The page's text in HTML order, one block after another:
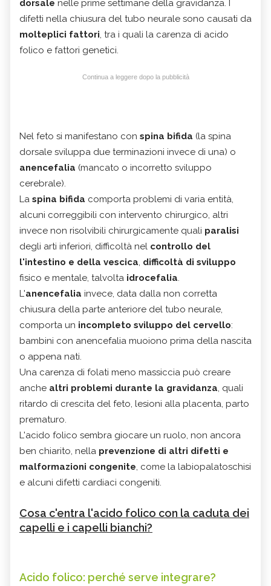
dorsale nelle prime settimane della gravidanza. I
difetti nella chiusura del tubo neurale sono causati da
molteplici fattori, tra i quali la carenza di acido
folico e fattori genetici.
Continua a leggere dopo la pubblicità
Nel feto si manifestano con spina bifida (la spina
dorsale sviluppa due terminazioni invece di una) o
anencefalia (mancato o incorretto sviluppo
cerebrale).
La spina bifida comporta problemi di varia entità,
alcuni correggibili con intervento chirurgico, altri
invece non risolvibili chirurgicamente quali paralisi
degli arti inferiori, difficoltà nel controllo del
l'intestino e della vescica, difficoltà di sviluppo
fisico e mentale, talvolta idrocefalia.
L'anencefalia invece, data dalla non corretta
chiusura della parte anteriore del tubo neurale,
comporta un incompleto sviluppo del cervello:
bambini con anencefalia muoiono prima della nascita
o appena nati.
Una carenza di folati meno massiccia può creare
anche altri problemi durante la gravidanza, quali
ritardo di crescita del feto, lesioni alla placenta, parto
prematuro.
L'acido folico sembra giocare un ruolo, non ancora
ben chiarito, nella prevenzione di altri difetti e
malformazioni congenite, come la labiopalatoschisi
e alcuni difetti cardiaci congeniti.
Cosa c'entra l'acido folico con la caduta dei
capelli e i capelli bianchi?
Acido folico: perché serve integrare?